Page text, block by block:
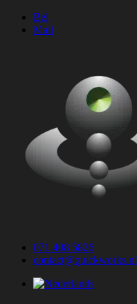
naar
Bel
Mail
071 408 5826
contact@quickworks.nl